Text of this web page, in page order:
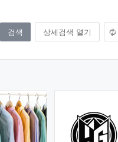
상세검색 열기